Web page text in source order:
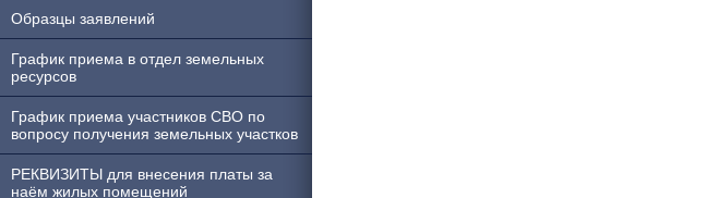
Образцы заявлений
График приема в отдел земельных
ресурсов
График приема участников СВО по
вопросу получения земельных участков
РЕКВИЗИТЫ для внесения платы за
наём жилых помещений